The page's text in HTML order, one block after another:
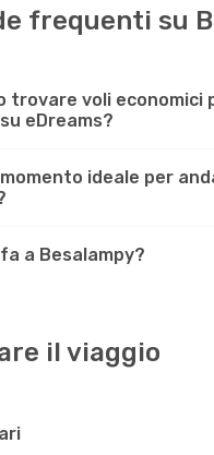
frequenti su
trovare voli economici
eDreams?
ideale per
a Besalampy?
il viaggio